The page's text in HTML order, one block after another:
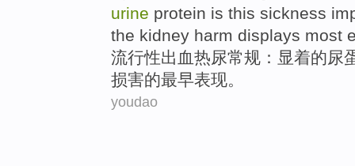
urine protein is this sickness
the kidney harm displays most
流行性出血热尿常规 ： 显着的尿
损害的最早表现。
youdao